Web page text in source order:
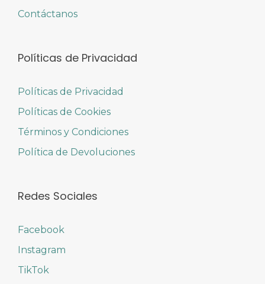
Contáctanos
Políticas de Privacidad
Políticas de Privacidad
Políticas de Cookies
Términos y Condiciones
Política de Devoluciones
Redes Sociales
Facebook
Instagram
TikTok